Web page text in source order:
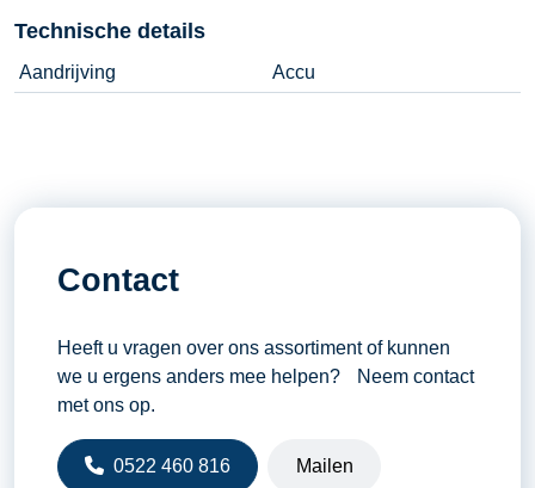
Technische details
Aandrijving Accu
Contact
Heeft u vragen over ons assortiment of kunnen
we u ergens anders mee helpen? Neem contact
met ons op.
0522 460 816 Mailen